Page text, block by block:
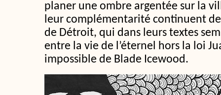
planer une ombre argentée sur la
leur complémentarité continuent
de Détroit, qui dans leurs textes
entre la vie de l’éternel hors la loi
impossible de Blade Icewood.